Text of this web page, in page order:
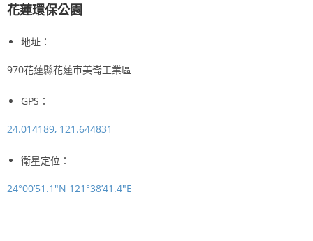
花蓮環保公園
地址：
970花蓮縣花蓮市美崙工業區
GPS：
24.014189, 121.644831
衛星定位：
24°00’51.1″N 121°38’41.4″E